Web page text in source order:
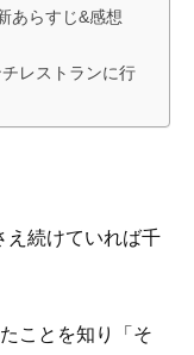
あらすじ&感想
レストランに行
え続けていれば千
ことを知り「そ